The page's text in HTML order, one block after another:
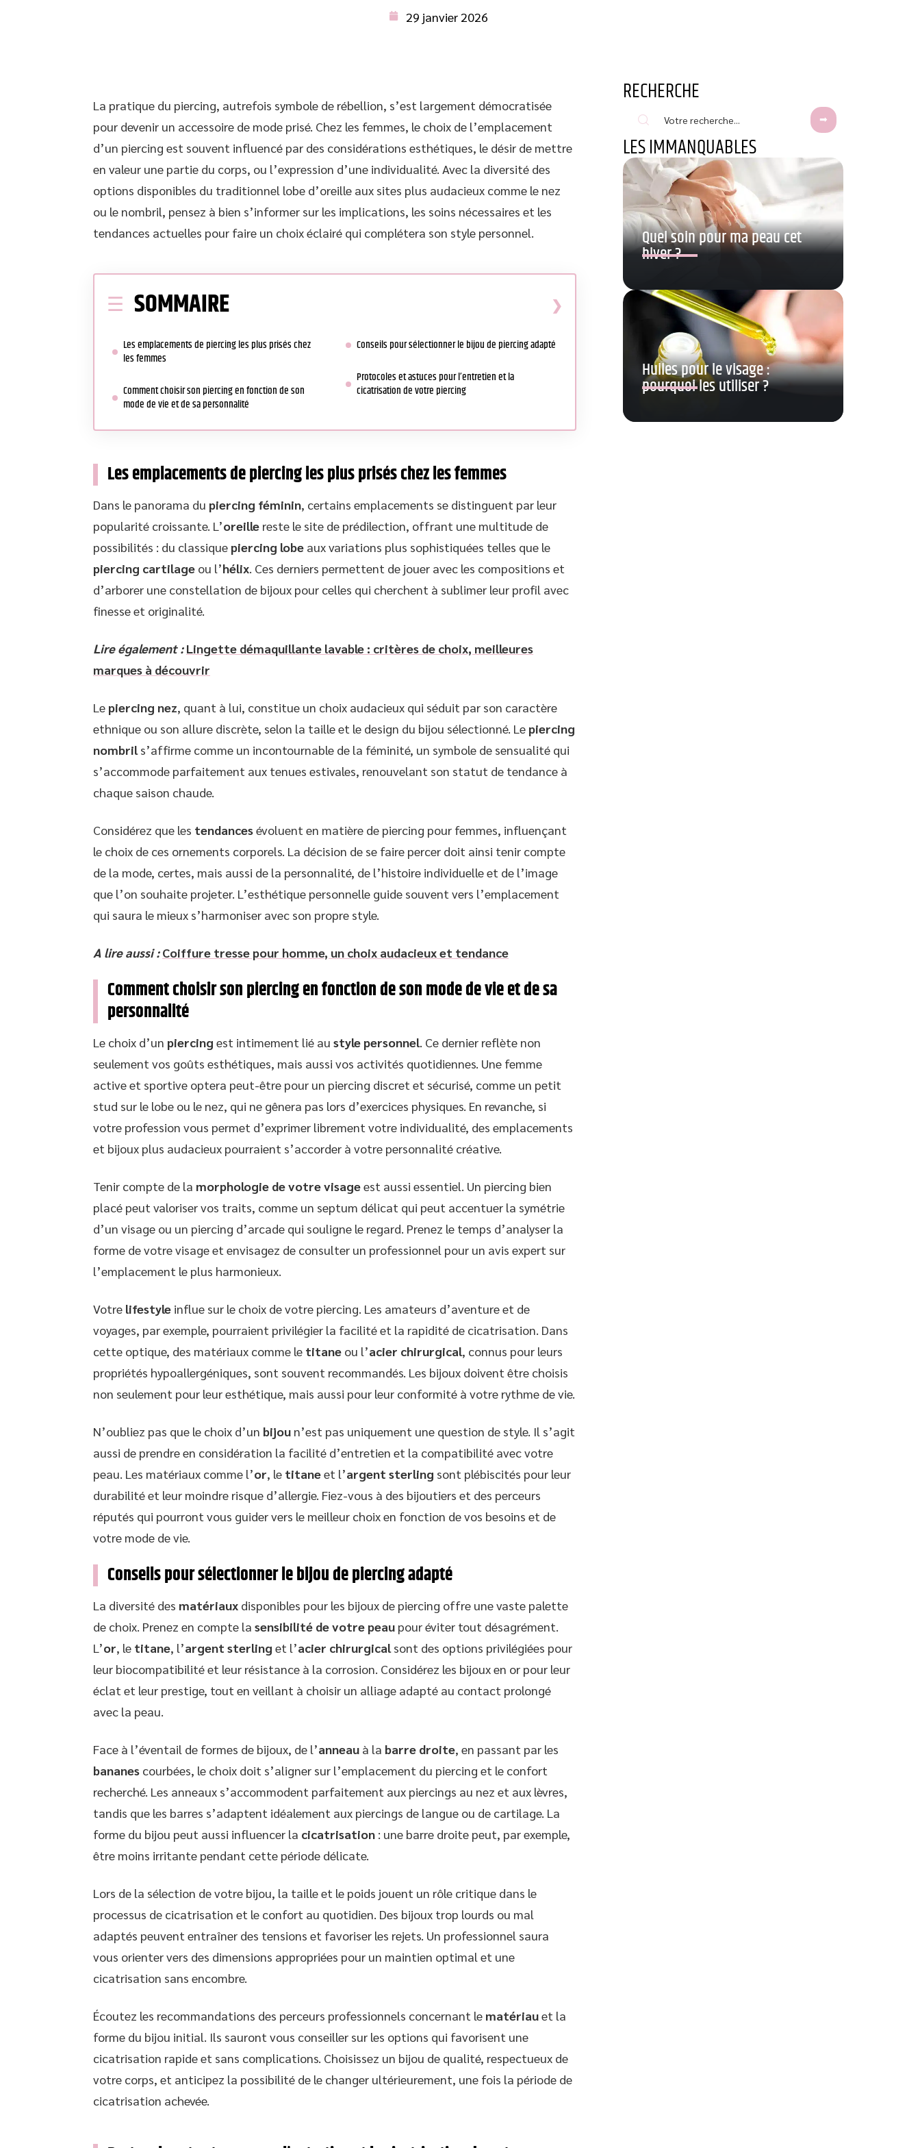
29 janvier 2026
La pratique du piercing, autrefois symbole de rébellion, s’est largement démocratisée
pour devenir un accessoire de mode prisé. Chez les femmes, le choix de l’emplacement
d’un piercing est souvent influencé par des considérations esthétiques, le désir de mettre
en valeur une partie du corps, ou l’expression d’une individualité. Avec la diversité des
options disponibles du traditionnel lobe d’oreille aux sites plus audacieux comme le nez
ou le nombril, pensez à bien s’informer sur les implications, les soins nécessaires et les
tendances actuelles pour faire un choix éclairé qui complétera son style personnel.
SOMMAIRE
Les emplacements de piercing les plus prisés chez
les femmes
Comment choisir son piercing en fonction de son
mode de vie et de sa personnalité
Conseils pour sélectionner le bijou de piercing adapté
Protocoles et astuces pour l’entretien et la
cicatrisation de votre piercing
Les emplacements de piercing les plus prisés chez les femmes
Dans le panorama du piercing féminin, certains emplacements se distinguent par leur
popularité croissante. L’oreille reste le site de prédilection, offrant une multitude de
possibilités : du classique piercing lobe aux variations plus sophistiquées telles que le
piercing cartilage ou l’hélix. Ces derniers permettent de jouer avec les compositions et
d’arborer une constellation de bijoux pour celles qui cherchent à sublimer leur profil avec
finesse et originalité.
Lire également : Lingette démaquillante lavable : critères de choix, meilleures
marques à découvrir
Le piercing nez, quant à lui, constitue un choix audacieux qui séduit par son caractère
ethnique ou son allure discrète, selon la taille et le design du bijou sélectionné. Le piercing
nombrils’affirme comme un incontournable de la féminité, un symbole de sensualité qui
s’accommode parfaitement aux tenues estivales, renouvelant son statut de tendance à
chaque saison chaude.
Considérez que les tendancesévoluent en matière de piercing pour femmes, influençant
le choix de ces ornements corporels. La décision de se faire percer doit ainsi tenir compte
de la mode, certes, mais aussi de la personnalité, de l’histoire individuelle et de l’image
que l’on souhaite projeter. L’esthétique personnelle guide souvent vers l’emplacement
qui saura le mieux s’harmoniser avec son propre style.
A lire aussi : Coiffure tresse pour homme, un choix audacieux et tendance
Comment choisir son piercing en fonction de son mode de vie et de sa
personnalité
Le choix d’un piercing est intimement lié au style personnel. Ce dernier reflète non
seulement vos goûts esthétiques, mais aussi vos activités quotidiennes. Une femme
active et sportive optera peut-être pour un piercing discret et sécurisé, comme un petit
stud sur le lobe ou le nez, qui ne gênera pas lors d’exercices physiques. En revanche, si
votre profession vous permet d’exprimer librement votre individualité, des emplacements
et bijoux plus audacieux pourraient s’accorder à votre personnalité créative.
Tenir compte de la morphologie de votre visageest aussi essentiel. Un piercing bien
placé peut valoriser vos traits, comme un septum délicat qui peut accentuer la symétrie
d’un visage ou un piercing d’arcade qui souligne le regard. Prenez le temps d’analyser la
forme de votre visage et envisagez de consulter un professionnel pour un avis expert sur
l’emplacement le plus harmonieux.
Votre lifestyle influe sur le choix de votre piercing. Les amateurs d’aventure et de
voyages, par exemple, pourraient privilégier la facilité et la rapidité de cicatrisation. Dans
cette optique, des matériaux comme le titane ou l’acier chirurgical, connus pour leurs
propriétés hypoallergéniques, sont souvent recommandés. Les bijoux doivent être choisis
non seulement pour leur esthétique, mais aussi pour leur conformité à votre rythme de vie.
N’oubliez pas que le choix d’un bijou n’est pas uniquement une question de style. Il s’agit
aussi de prendre en considération la facilité d’entretien et la compatibilité avec votre
peau. Les matériaux comme l’or, le titaneet l’argent sterling sont plébiscités pour leur
durabilité et leur moindre risque d’allergie. Fiez-vous à des bijoutiers et des perceurs
réputés qui pourront vous guider vers le meilleur choix en fonction de vos besoins et de
votre mode de vie.
Conseils pour sélectionner le bijou de piercing adapté
La diversité des matériaux disponibles pour les bijoux de piercing offre une vaste palette
de choix. Prenez en compte la sensibilité de votre peau pour éviter tout désagrément.
L’or, le titane, l’argent sterling et l’acier chirurgicalsont des options privilégiées pour
leur biocompatibilité et leur résistance à la corrosion. Considérez les bijoux en or pour leur
éclat et leur prestige, tout en veillant à choisir un alliage adapté au contact prolongé
avec la peau.
Face à l’éventail de formes de bijoux, de l’anneau à la barre droite, en passant par les
bananes courbées, le choix doit s’aligner sur l’emplacement du piercing et le confort
recherché. Les anneaux s’accommodent parfaitement aux piercings au nez et aux lèvres,
tandis que les barres s’adaptent idéalement aux piercings de langue ou de cartilage. La
forme du bijou peut aussi influencer la cicatrisation : une barre droite peut, par exemple,
être moins irritante pendant cette période délicate.
Lors de la sélection de votre bijou, la taille et le poids jouent un rôle critique dans le
processus de cicatrisation et le confort au quotidien. Des bijoux trop lourds ou mal
adaptés peuvent entraîner des tensions et favoriser les rejets. Un professionnel saura
vous orienter vers des dimensions appropriées pour un maintien optimal et une
cicatrisation sans encombre.
Écoutez les recommandations des perceurs professionnels concernant le matériauet la
forme du bijou initial. Ils sauront vous conseiller sur les options qui favorisent une
cicatrisation rapide et sans complications. Choisissez un bijou de qualité, respectueux de
votre corps, et anticipez la possibilité de le changer ultérieurement, une fois la période de
cicatrisation achevée.
RECHERCHE
LES IMMANQUABLES
Quel soin pour ma peau cet
hiver ?
Huiles pour le visage :
pourquoi les utiliser ?